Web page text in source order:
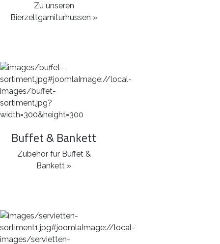
Zu unseren
Bierzeltgarniturhussen »
Buffet & Bankett
Zubehör für Buffet &
Bankett »